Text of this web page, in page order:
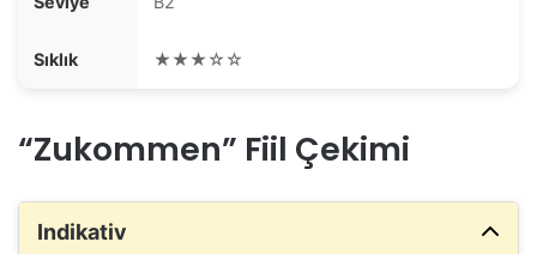
Sıklık ★★★☆☆
“Zukommen” Fiil Çekimi
Indikativ